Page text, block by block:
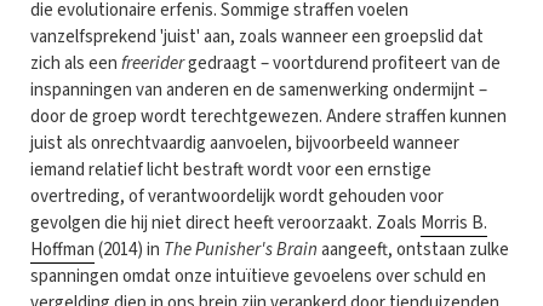
die evolutionaire erfenis. Sommige straffen voelen
vanzelfsprekend 'juist' aan, zoals wanneer een groepslid dat
zich als eenfreeridergedraagt – voortdurend profiteert van de
inspanningen van anderen en de samenwerking ondermijnt –
door de groep wordt terechtgewezen. Andere straffen kunnen
juist als onrechtvaardig aanvoelen, bijvoorbeeld wanneer
iemand relatief licht bestraft wordt voor een ernstige
overtreding, of verantwoordelijk wordt gehouden voor
gevolgen die hij niet direct heeft veroorzaakt. Zoals Morris B.
Hoffman(2014) in The Punisher's Brainaangeeft, ontstaan zulke
spanningen omdat onze intuïtieve gevoelens over schuld en